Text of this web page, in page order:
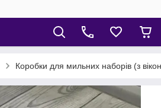
Коробки для мильних наборів (з